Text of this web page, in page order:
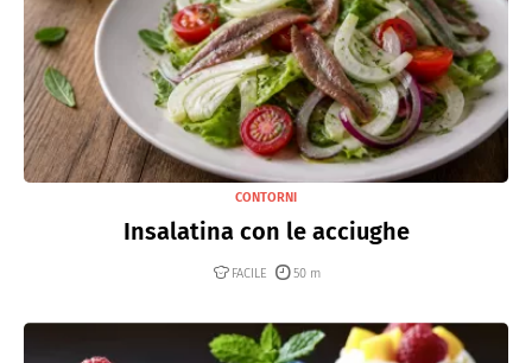
CONTORNI
Insalatina con le acciughe
FACILE 50 m